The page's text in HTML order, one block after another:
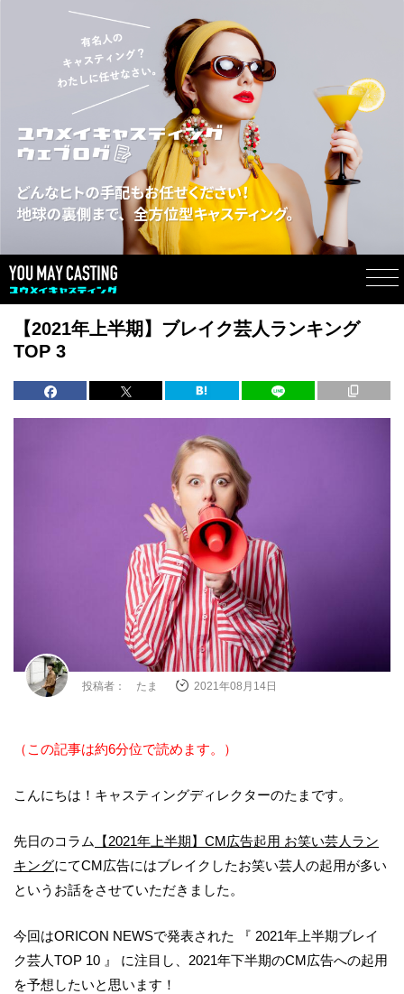
【2021年上半期】ブレイク芸人ランキング
TOP 3
投稿者： たま 2021年08月14日
（この記事は約6分位で読めます。）
こんにちは！キャスティングディレクターのたまです。
先日のコラム
【2021年上半期】CM広告起用 お笑い芸人ラン
キングにてCM広告にはブレイクしたお笑い芸人の起用が多い
というお話をさせていただきました。
今回はORICON NEWSで発表された 『 2021年上半期ブレイ
ク芸人TOP 10 』 に注目し、2021年下半期のCM広告への起用
を予想したいと思います！